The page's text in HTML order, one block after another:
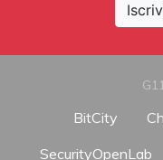
BitCity
SecurityOpenLab